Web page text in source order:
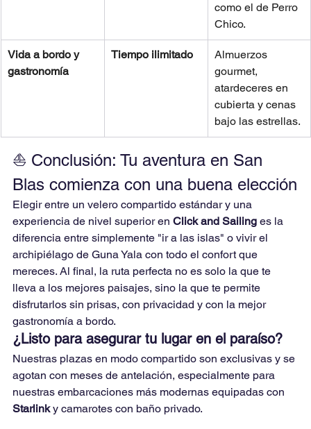
como el de Perro
Chico.
Vida a bordo y
gastronomía
Tiempo ilimitado
Almuerzos
gourmet,
atardeceres en
cubierta y cenas
bajo las estrellas.
⛵ Conclusión: Tu aventura en San
Blas comienza con una buena elección
Elegir entre un velero compartido estándar y una
experiencia de nivel superior en Click and Sailing es la
diferencia entre simplemente "ir a las islas" o vivir el
archipiélago de Guna Yala con todo el confort que
mereces. Al final, la ruta perfecta no es solo la que te
lleva a los mejores paisajes, sino la que te permite
disfrutarlos sin prisas, con privacidad y con la mejor
gastronomía a bordo.
¿Listo para asegurar tu lugar en el paraíso?
Nuestras plazas en modo compartido son exclusivas y se
agotan con meses de antelación, especialmente para
nuestras embarcaciones más modernas equipadas con
Starlink y camarotes con baño privado.